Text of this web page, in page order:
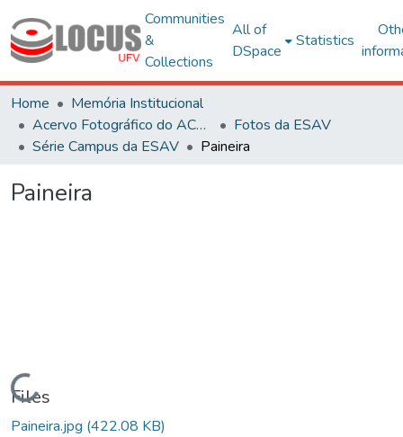
Communities
&
Collections
All of
DSpace
Statistics
Home
Memória Institucional
Acervo Fotográfico do ACH-UFV
Fotos da ESAV
Série Campus da ESAV
Paineira
Paineira
Loading...
Files
Paineira.jpg (422.08 KB)